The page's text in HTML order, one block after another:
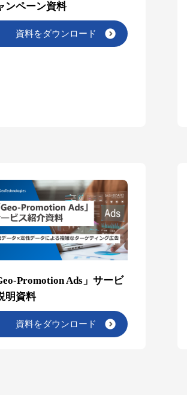
ンペーン資料
資料をダウンロード
Promotion Ads」サービ
明資料
資料をダウンロード